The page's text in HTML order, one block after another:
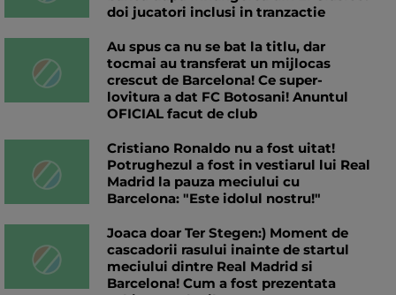
doi jucatori inclusi in tranzactie
Au spus ca nu se bat la titlu, dar
tocmai au transferat un mijlocas
crescut de Barcelona! Ce super-
lovitura a dat FC Botosani! Anuntul
OFICIAL facut de club
Cristiano Ronaldo nu a fost uitat!
Potrughezul a fost in vestiarul lui Real
Madrid la pauza meciului cu
Barcelona: "Este idolul nostru!"
Joaca doar Ter Stegen:) Moment de
cascadorii rasului inainte de startul
meciului dintre Real Madrid si
Barcelona! Cum a fost prezentata